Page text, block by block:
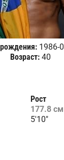
1986-
Возраст:40
Рост
177.8 см
5'10"